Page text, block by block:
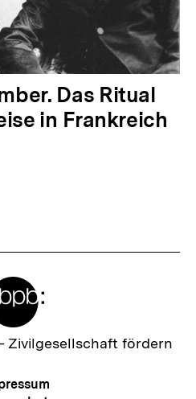
Das Ritual
in Frankreich
Zivilgesellschaft fördern
Meta-